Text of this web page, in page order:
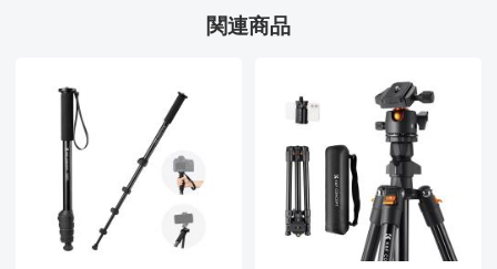
関連商品